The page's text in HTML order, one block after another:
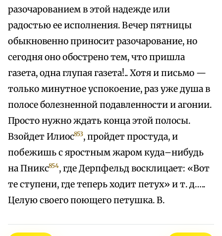
разочарованием в этой надежде или
радостью ее исполнения. Вечер пятницы
обыкновенно приносит разочарование, но
сегодня оно обострено тем, что пришла
газета, одна глупая газета!.. Хотя и письмо —
только минутное успокоение, раз уже душа в
полосе болезненной подавленности и агонии.
Просто нужно ждать конца этой полосы.
Взойдет Илиос853, пройдет простуда, и
побежишь с яростным жаром куда–нибудь
на Пникс854, где Дерпфельд восклицает: «Вот
те ступени, где теперь ходит петух» и т. д…..
Целую своего поющего петушка. В.